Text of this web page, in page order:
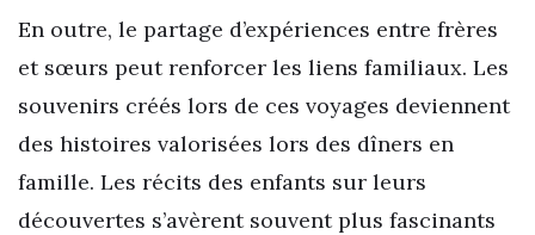
En outre, le partage d’expériences entre frères
et sœurs peut renforcer les liens familiaux. Les
souvenirs créés lors de ces voyages deviennent
des histoires valorisées lors des dîners en
famille. Les récits des enfants sur leurs
découvertes s’avèrent souvent plus fascinants